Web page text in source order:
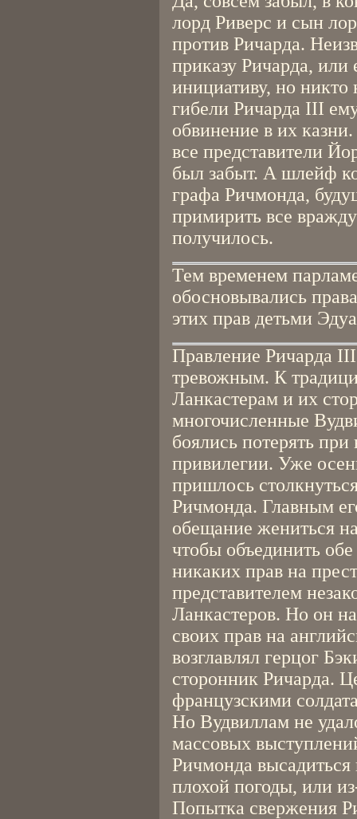
лорд Риверс и сын
против Ричарда.
приказу Ричарда, или
инициативу, но
гибели Ричарда III
обвинение в их
все представители
был забыт. А шлейф
графа Ричмонда,
примирить все
получилось.
Тем временем
обосновывались
этих прав детьми
Правление Ричарда
тревожным. К
Ланкастерам и их
многочисленные
боялись потерять
привилегии. Уже
пришлось
Ричмонда. Главным
обещание жениться
чтобы объединить
никаких прав на
представителем
Ланкастеров. Но он
своих прав на
возглавлял герцог
сторонник Ричарда.
французскими
Но Вудвиллам не
массовых
Ричмонда высадиться
плохой погоды, или
Попытка свержения